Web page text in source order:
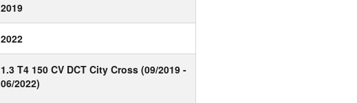
2019
2022
1.3 T4 150 CV DCT City Cross (09/2019 -
06/2022)